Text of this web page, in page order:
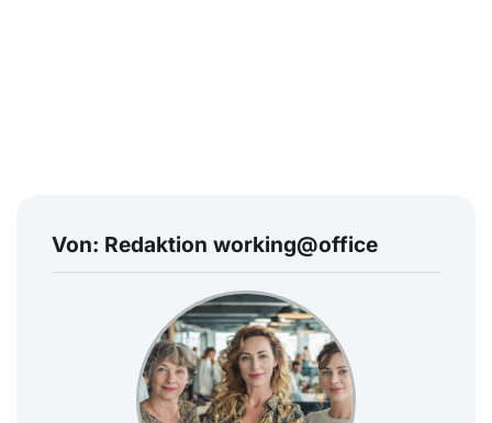
Von: Redaktion working@office